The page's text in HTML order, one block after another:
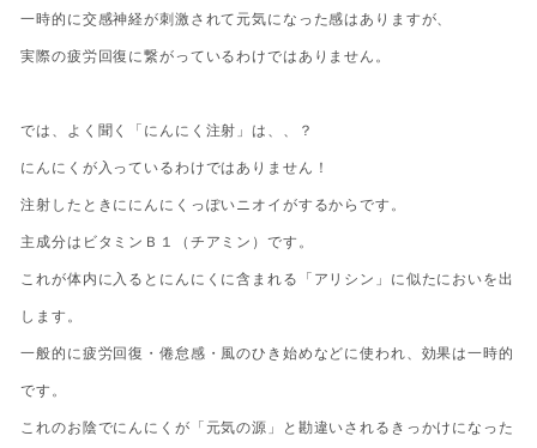
一時的に交感神経が刺激されて元気になった感はありますが、
実際の疲労回復に繋がっているわけではありません。
では、よく聞く「にんにく注射」は、、？
にんにくが入っているわけではありません！
注射したときににんにくっぽいニオイがするからです。
主成分はビタミンＢ１（チアミン）です。
これが体内に入るとにんにくに含まれる「アリシン」に似たにおいを出
します。
一般的に疲労回復・倦怠感・風のひき始めなどに使われ、効果は一時的
です。
これのお陰でにんにくが「元気の源」と勘違いされるきっかけになった